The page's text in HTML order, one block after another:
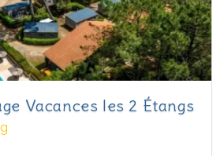
Vacances les 2 Étangs